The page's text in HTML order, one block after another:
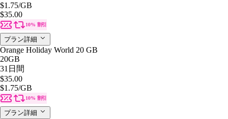
$1.75/GB
$35.00
10% 割引
プラン詳細
Orange Holiday World 20 GB
20GB
31日間
$35.00
$1.75/GB
10% 割引
プラン詳細